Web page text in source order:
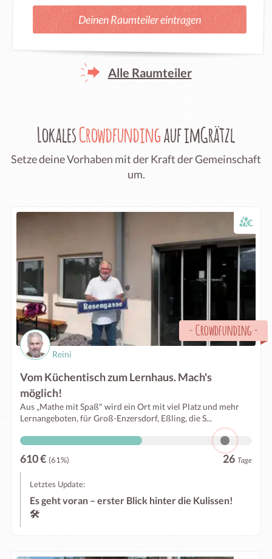
Deinen Raumteiler eintragen
Alle Raumteiler
LokalesCrowdfundingauf imGrätzl
Setze deine Vorhaben mit der Kraft der Gemeinschaft
um.
-Crowdfunding-
Reini
Vom Küchentisch zum Lernhaus. Mach's
möglich!
Aus „Mathe mit Spaß" wird ein Ort mit viel Platz und mehr
Lernangeboten, für Groß-Enzersdorf, Eßling, die S...
610 € (61%) 26 Tage
Letztes Update:
Es geht voran – erster Blick hinter die Kulissen!
🛠️